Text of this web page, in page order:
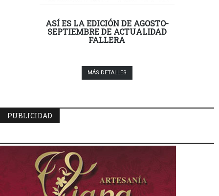
ASÍ ES LA EDICIÓN DE AGOSTO-
SEPTIEMBRE DE ACTUALIDAD
FALLERA
MÁS DETALLES
PUBLICIDAD